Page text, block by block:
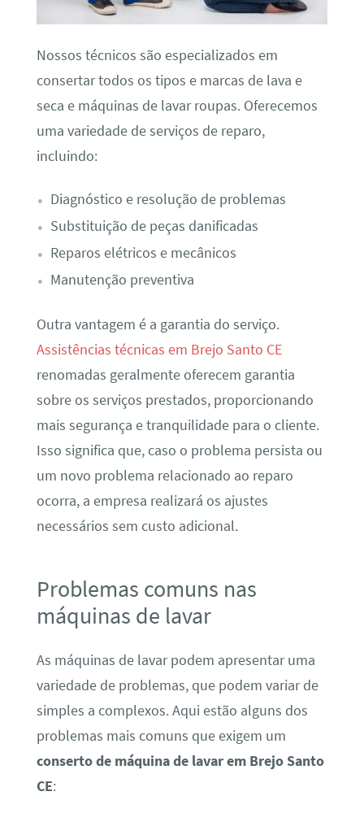
Nossos técnicos são especializados em
consertar todos os tipos e marcas de lava e
seca e máquinas de lavar roupas. Oferecemos
uma variedade de serviços de reparo,
incluindo:
Diagnóstico e resolução de problemas
Substituição de peças danificadas
Reparos elétricos e mecânicos
Manutenção preventiva
Outra vantagem é a garantia do serviço.
Assistências técnicas em Brejo Santo CE
renomadas geralmente oferecem garantia
sobre os serviços prestados, proporcionando
mais segurança e tranquilidade para o cliente.
Isso significa que, caso o problema persista ou
um novo problema relacionado ao reparo
ocorra, a empresa realizará os ajustes
necessários sem custo adicional.
Problemas comuns nas
máquinas de lavar
As máquinas de lavar podem apresentar uma
variedade de problemas, que podem variar de
simples a complexos. Aqui estão alguns dos
problemas mais comuns que exigem um
conserto de máquina de lavar em Brejo Santo
CE: